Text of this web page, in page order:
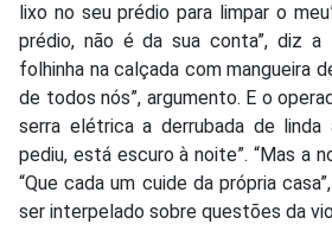
lixo no seu prédio para limpar o
prédio, não é da sua conta”, diz a
folhinha na calçada com mangueira
de todos nós”, argumento. E o
serra elétrica a derrubada de linda
pediu, está escuro à noite”. “Mas a
“Que cada um cuide da própria
ser interpelado sobre questões da